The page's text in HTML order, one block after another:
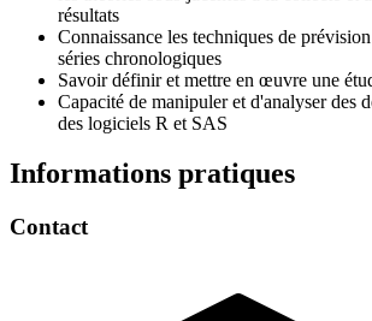
résultats
Connaissance les techniques de
séries chronologiques
Savoir définir et mettre en œuvre une
Capacité de manipuler et d'analyser des
des logiciels R et SAS
Informations pratiques
Contact